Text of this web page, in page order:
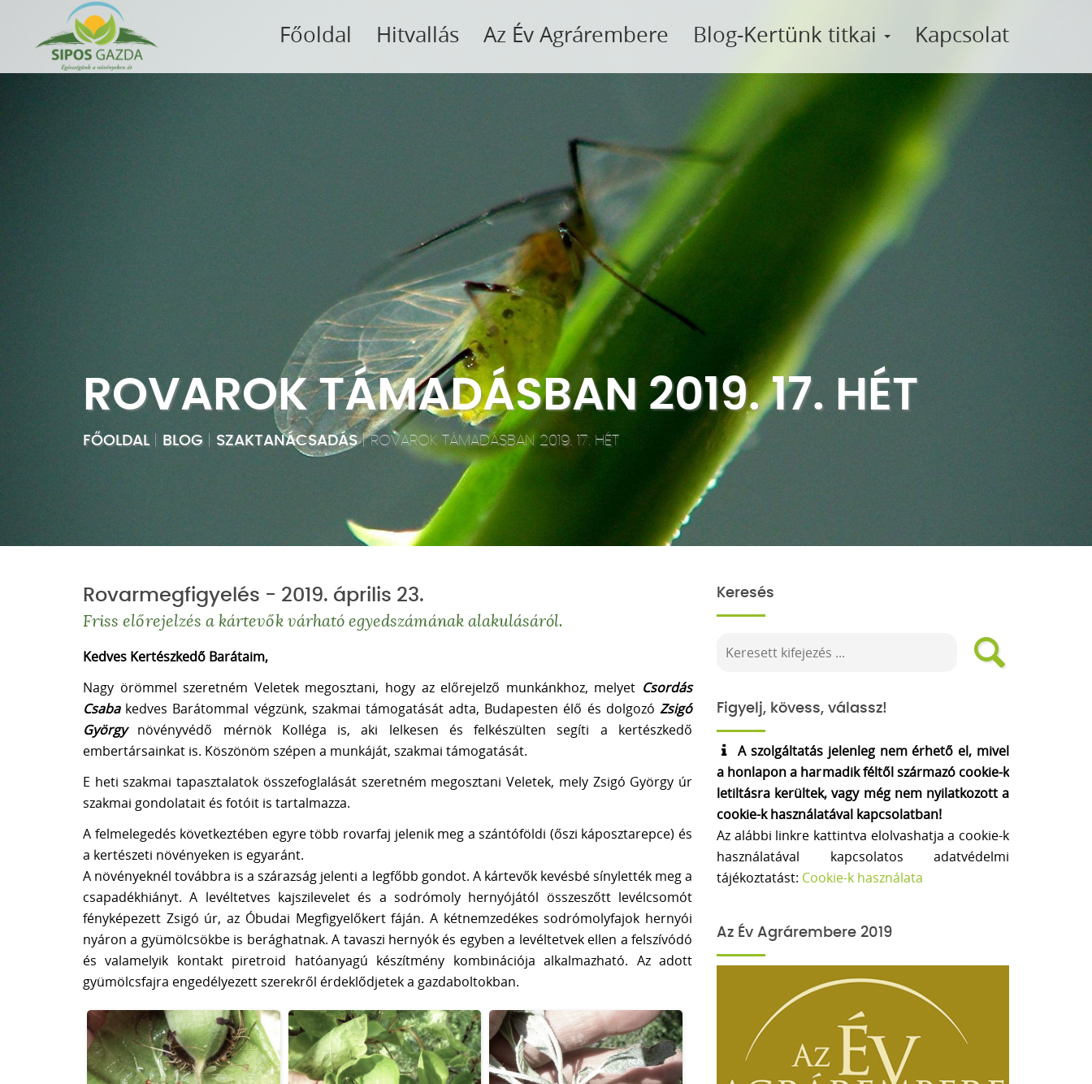
Főoldal Hitvallás Az Év Agrárembere Blog-Kertünk titkai Kapcsolat
ROVAROK TÁMADÁSBAN 2019. 17. HÉT
FŐOLDAL| BLOG| SZAKTANÁCSADÁS|ROVAROK TÁMADÁSBAN 2019. 17. HÉT
Rovarmegfigyelés - 2019. április 23.
Friss előrejelzés a kártevők várható egyedszámának alakulásáról.
Kedves Kertészkedő Barátaim,
Nagy örömmel szeretném Veletek megosztani, hogy az előrejelző munkánkhoz, melyet Csordás
Csabakedves Barátommal végzünk, szakmai támogatását adta, Budapesten élő és dolgozó Zsigó
Györgynövényvédő mérnök Kolléga is, aki lelkesen és felkészülten segíti a kertészkedő
embertársainkat is. Köszönöm szépen a munkáját, szakmai támogatását.
E heti szakmai tapasztalatok összefoglalását szeretném megosztani Veletek, mely Zsigó György úr
szakmai gondolatait és fotóit is tartalmazza.
A felmelegedés következtében egyre több rovarfaj jelenik meg a szántóföldi (őszi káposztarepce) és
a kertészeti növényeken is egyaránt.
A növényeknél továbbra is a szárazság jelenti a legfőbb gondot. A kártevők kevésbé sínylették meg a
csapadékhiányt. A levéltetves kajszilevelet és a sodrómoly hernyójától összeszőtt levélcsomót
fényképezett Zsigó úr, az Óbudai Megfigyelőkert fáján. A kétnemzedékes sodrómolyfajok hernyói
nyáron a gyümölcsökbe is berághatnak. A tavaszi hernyók és egyben a levéltetvek ellen a felszívódó
és valamelyik kontakt piretroid hatóanyagú készítmény kombinációja alkalmazható. Az adott
gyümölcsfajra engedélyezett szerekről érdeklődjetek a gazdaboltokban.
Keresés
Figyelj, kövess, válassz!
A szolgáltatás jelenleg nem érhető el, mivel
a honlapon a harmadik féltől származó cookie-k
letiltásra kerültek, vagy még nem nyilatkozott a
cookie-k használatával kapcsolatban!
Az alábbi linkre kattintva elolvashatja a cookie-k
használatával kapcsolatos adatvédelmi
tájékoztatást: Cookie-k használata
Az Év Agrárembere 2019